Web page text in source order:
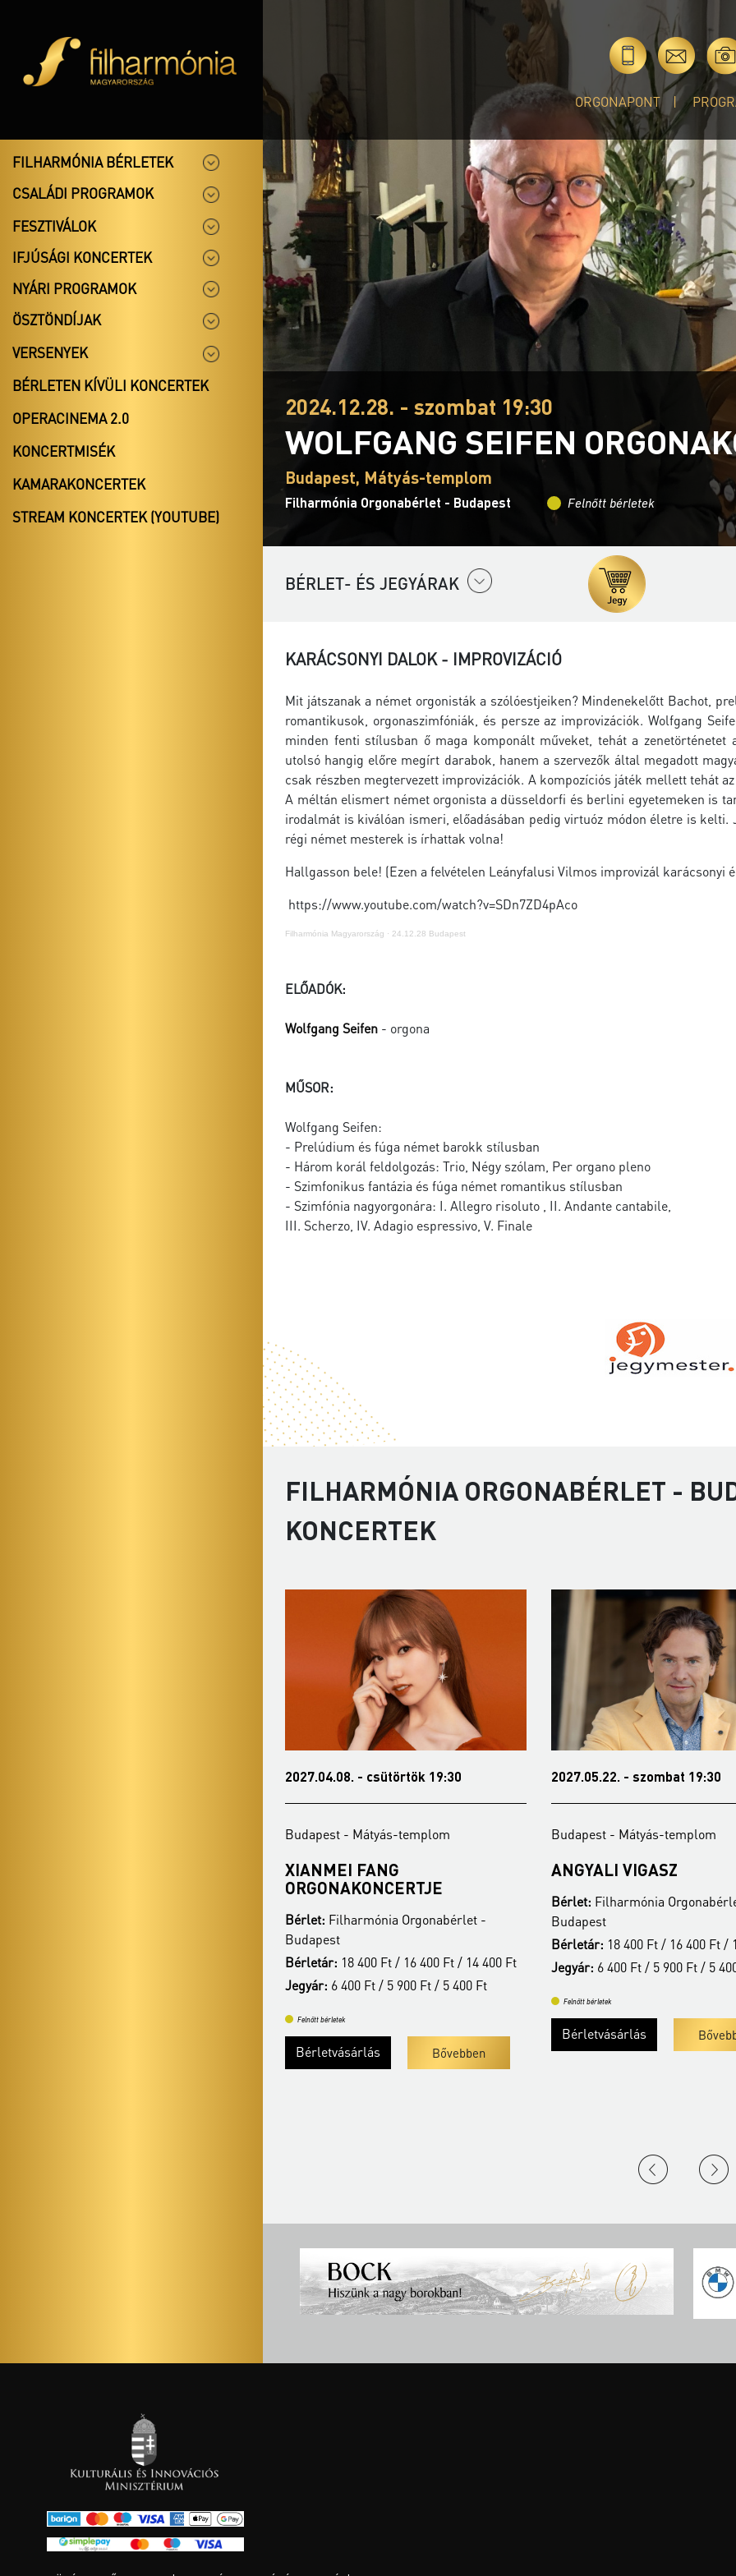
ORGONAPONT
FILHARMÓNIA BÉRLETEK
CSALÁDI PROGRAMOK
FESZTIVÁLOK
IFJÚSÁGI KONCERTEK
NYÁRI PROGRAMOK
ÖSZTÖNDÍJAK
VERSENYEK
BÉRLETEN KÍVÜLI KONCERTEK
OPERACINEMA 2.0
KONCERTMISÉK
KAMARAKONCERTEK
STREAM KONCERTEK (YOUTUBE)
2024.12.28. - szombat 19:30
WOLFGANG SEIFEN
Budapest, Mátyás-templom
Filharmónia Orgonabérlet - Budapest Felnőtt bérletek
BÉRLET- ÉS JEGYÁRAK
KARÁCSONYI DALOK - IMPROVIZÁCIÓ
Mit játszanak a német orgonisták a szólóestjeiken? Mindenekelőtt Bachot,
romantikusok, orgonaszimfóniák, és persze az improvizációk. Wolfgang
minden fenti stílusban ő maga komponált műveket, tehát a
utolsó hangig előre megírt darabok, hanem a szervezők által megadott
csak részben megtervezett improvizációk. A kompozíciós játék mellett tehát
A méltán elismert német orgonista a düsseldorfi és berlini egyetemeken is
irodalmát is kiválóan ismeri, előadásában pedig virtuóz módon életre is
régi német mesterek is írhattak volna!
Hallgasson bele! (Ezen a felvételen Leányfalusi Vilmos improvizál karácsonyi
https://www.youtube.com/watch?v=SDn7ZD4pAco
Filharmónia Magyarország · 24.12.28 Budapest
ELŐADÓK:
Wolfgang Seifen - orgona
MŰSOR:
Wolfgang Seifen:
- Prelúdium és fúga német barokk stílusban
- Három korál feldolgozás: Trio, Négy szólam, Per organo pleno
- Szimfonikus fantázia és fúga német romantikus stílusban
- Szimfónia nagyorgonára: I. Allegro risoluto , II. Andante cantabile,
III. Scherzo, IV. Adagio espressivo, V. Finale
FILHARMÓNIA ORGONABÉRLET -
KONCERTEK
2027.04.08. - csütörtök 19:30
Budapest - Mátyás-templom
XIANMEI FANG
ORGONAKONCERTJE
Bérlet: Filharmónia Orgonabérlet -
Budapest
Bérletár: 18 400 Ft / 16 400 Ft / 14 400 Ft
Jegyár: 6 400 Ft / 5 900 Ft / 5 400 Ft
Felnőtt bérletek
Bérletvásárlás Bővebben
2027.05.22. - szombat 19:30
Budapest - Mátyás-templom
ANGYALI VIGASZ
Bérlet: Filharmónia
Budapest
Bérletár: 18 400 Ft / 16 400 Ft /
Jegyár: 6 400 Ft / 5 900 Ft / 5
Felnőtt bérletek
Bérletvásárlás